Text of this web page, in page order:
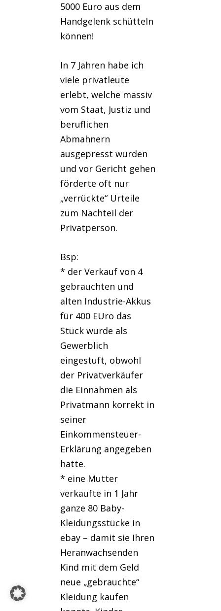
5000 Euro aus dem
Handgelenk schütteln
können!
In 7 Jahren habe ich
viele privatleute
erlebt, welche massiv
vom Staat, Justiz und
beruflichen
Abmahnern
ausgepresst wurden
und vor Gericht gehen
förderte oft nur
„verrückte“ Urteile
zum Nachteil der
Privatperson.
Bsp:
* der Verkauf von 4
gebrauchten und
alten Industrie-Akkus
für 400 EUro das
Stück wurde als
Gewerblich
eingestuft, obwohl
der Privatverkäufer
die Einnahmen als
Privatmann korrekt in
seiner
Einkommensteuer-
Erklärung angegeben
hatte.
* eine Mutter
verkaufte in 1 Jahr
ganze 80 Baby-
Kleidungsstücke in
ebay – damit sie Ihren
Heranwachsenden
Kind mit dem Geld
neue „gebrauchte“
Kleidung kaufen